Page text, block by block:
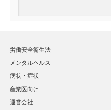
労働安全衛生法
メンタルヘルス
病状・症状
産業医向け
運営会社